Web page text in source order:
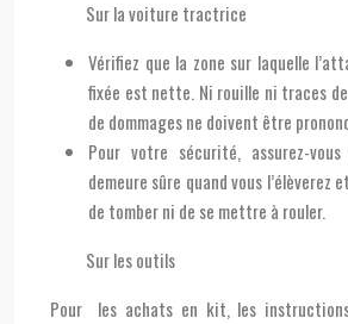
Sur la voiture tractrice
Vérifiez que la zone sur laquelle
fixée est nette. Ni rouille ni traces
de dommages ne doivent être
Pour votre sécurité, assurez-
demeure sûre quand vous l’élèverez
de tomber ni de se mettre à rouler.
Sur les outils
Pour les achats en kit, les